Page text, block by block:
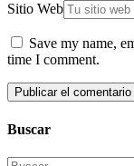
Sitio Web
Save my name,
time I comment.
Buscar